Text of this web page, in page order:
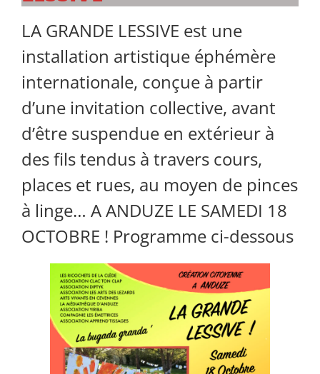
LA GRANDE LESSIVE est une
installation artistique éphémère
internationale, conçue à partir
d’une invitation collective, avant
d’être suspendue en extérieur à
des fils tendus à travers cours,
places et rues, au moyen de pinces
à linge… A ANDUZE LE SAMEDI 18
OCTOBRE ! Programme ci-dessous